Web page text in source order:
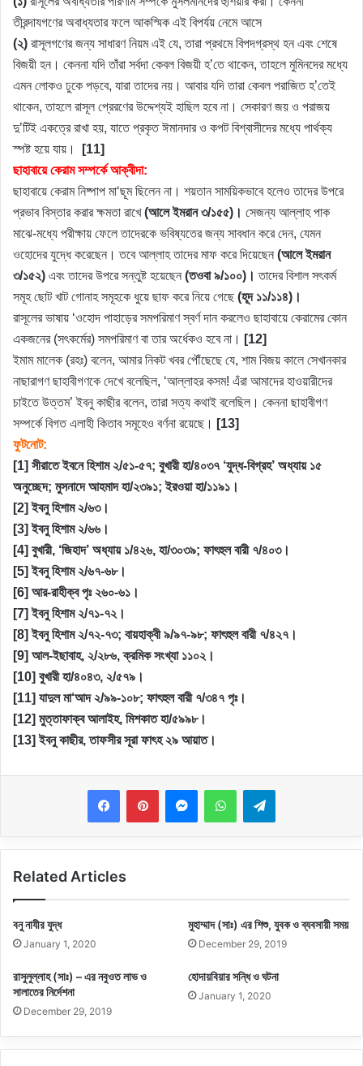
তীরন্দাযগণের অবাধ্যতার ফলে আকস্মিক এই বিপর্যয় নেমে আসে
(২) রাসূলগণের জন্য সাধারণ নিয়ম এই যে, তারা প্রথমে বিপদগ্রস্থ হন এবং শেষে
বিজয়ী হন। কেননা যদি তাঁরা সর্বদা কেবল বিজয়ী হ’তে থাকেন, তাহলে মুমিনদের মধ্যে
এমন লোকও ঢুকে পড়বে, যারা তাদের নয়। আবার যদি তারা কেবল পরাজিত হ’তেই
থাকেন, তাহলে রাসূল প্রেরণের উদ্দেশ্যই হাছিল হবে না। সেকারণ জয় ও পরাজয়
দু’টিই একত্রে রাখা হয়, যাতে প্রকৃত ঈমানদার ও কপট বিশ্বাসীদের মধ্যে পার্থক্য
স্পষ্ট হয়ে যায়।
[11]
ছাহাবায়ে কেরাম সম্পর্কে আক্বীদা:
ছাহাবায়ে কেরাম নিষ্পাপ মা‘ছূম ছিলেন না। শয়তান সাময়িকভাবে হলেও তাদের উপরে
প্রভাব বিস্তার করার ক্ষমতা রাখে(আলে ইমরান ৩/১৫৫)। সেজন্য আল্লাহ পাক
মাঝে-মধ্যে পরীক্ষায় ফেলে তাদেরকে ভবিষ্যতের জন্য সাবধান করে দেন, যেমন
ওহোদের যুদ্ধে করেছেন। তবে আল্লাহ তাদের মাফ করে দিয়েছেন (আলে ইমরান
৩/১৫২) এবং তাদের উপরে সন্তুষ্ট হয়েছেন (তওবা ৯/১০০)। তাদের বিশাল সৎকর্ম
সমূহ ছোট খাট গোনাহ সমূহকে ধুয়ে ছাফ করে নিয়ে গেছে(হূদ ১১/১১৪)।
রাসূলের ভাষায় ‘ওহোদ পাহাড়ের সমপরিমাণ স্বর্ণ দান করলেও ছাহাবায়ে কেরামের কোন
একজনের (সৎকর্মের) সমপরিমাণ বা তার অর্ধেকও হবে না।
[12]
ইমাম মালেক (রহঃ) বলেন, আমার নিকট খবর পৌঁছেছে যে, শাম বিজয় কালে সেখানকার
নাছারাগণ ছাহাবীগণকে দেখে বলেছিল, ‘আল্লাহর কসম! এঁরা আমাদের হাওয়ারীদের
চাইতে উত্তম’ ইবনু কাছীর বলেন, তারা সত্য কথাই বলেছিল। কেননা ছাহাবীগণ
সম্পর্কে বিগত এলাহী কিতাব সমূহেও বর্ণনা রয়েছে।
[13]
ফুটনোট:
[1] সীরাতে ইবনে হিশাম ২/৫১-৫৭; বুখারী হা/৪০৩৭ ‘যুদ্ধ-বিগ্রহ’ অধ্যায় ১৫
অনুচ্ছেদ; মুসনাদে আহমাদ হা/২৩৯১; ইরওয়া হা/১১৯১।
[2] ইবনু হিশাম ২/৬৩।
[3] ইবনু হিশাম ২/৬৬।
[4] বুখারী, ‘জিহাদ’ অধ্যায় ১/৪২৬, হা/৩০৩৯; ফাৎহুল বারী ৭/৪০৩।
[5] ইবনু হিশাম ২/৬৭-৬৮।
[6] আর-রাহীক্ব পৃঃ ২৬০-৬১।
[7] ইবনু হিশাম ২/৭১-৭২।
[8] ইবনু হিশাম ২/৭২-৭৩; বায়হাক্বী ৯/৯৭-৯৮; ফাৎহুল বারী ৭/৪২৭।
[9] আল-ইছাবাহ, ২/২৮৬, ক্রমিক সংখ্যা ১১০২।
[10] বুখারী হা/৪০৪৩, ২/৫৭৯।
[11] যাদুল মা‘আদ ২/৯৯-১০৮; ফাৎহুল বারী ৭/৩৪৭ পৃঃ।
[12] মুত্তাফাক্ব আলাইহ, মিশকাত হা/৫৯৯৮।
[13] ইবনু কাছীর, তাফসীর সূরা ফাৎহ ২৯ আয়াত।
MessengerWhatsAppTelegram
Related Articles
বনু নাযীর যুদ্ধ
January 1, 2020
মুহাম্মাদ (সাঃ) এর শিশু, যুবক ও ব্যবসায়ী সময়
December 29, 2019
রাসুলুল্লাহ (সাঃ) – এর নবুওত লাভ ও
সালাতের নির্দেশনা
December 29, 2019
হোদায়বিয়ার সন্ধি ও ঘটনা
January 1, 2020